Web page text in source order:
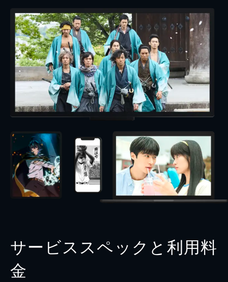
サービススペックと利用料
金